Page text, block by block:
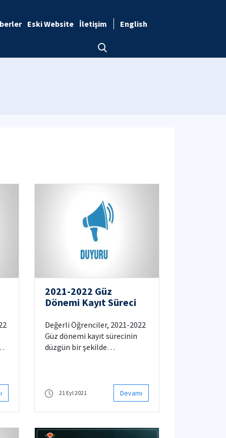
Eski Website İletişim English
2021-2022 Güz
Dönemi Kayıt Süreci
Değerli Öğrenciler, 2021-2022
Güz dönemi kayıt sürecinin
düzgün bir şekilde
uygulanacak kurallara ilişkin
bilgilendirmeler aşağıda
listelenmiştir.
21 Eyl 2021 Devamı